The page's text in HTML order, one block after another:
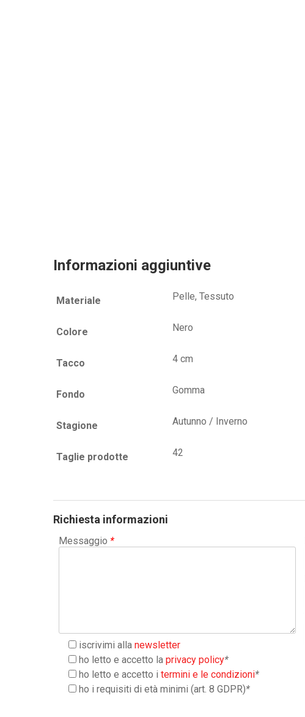
Informazioni aggiuntive
Materiale Pelle, Tessuto
Colore Nero
Tacco 4 cm
Fondo Gomma
Stagione Autunno / Inverno
Taglie prodotte 42
Richiesta informazioni
Messaggio *
iscrivimi alla newsletter
ho letto e accetto la privacy policy*
ho letto e accetto i termini e le condizioni*
ho i requisiti di età minimi (art. 8 GDPR)*